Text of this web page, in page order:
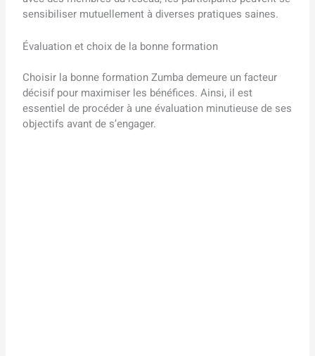
sensibiliser mutuellement à diverses pratiques saines.
Évaluation et choix de la bonne formation
Choisir la bonne formation Zumba demeure un facteur
décisif pour maximiser les bénéfices. Ainsi, il est
essentiel de procéder à une évaluation minutieuse de ses
objectifs avant de s’engager.